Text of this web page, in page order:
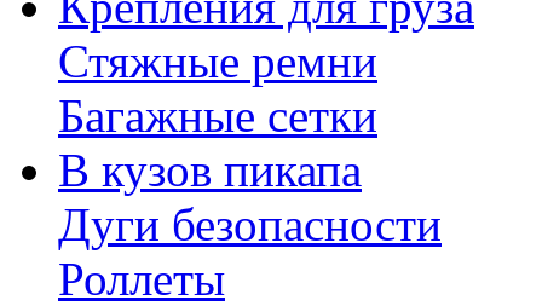
Стяжные ремни
Багажные сетки
В кузов пикапа
Дуги безопасности
Роллеты